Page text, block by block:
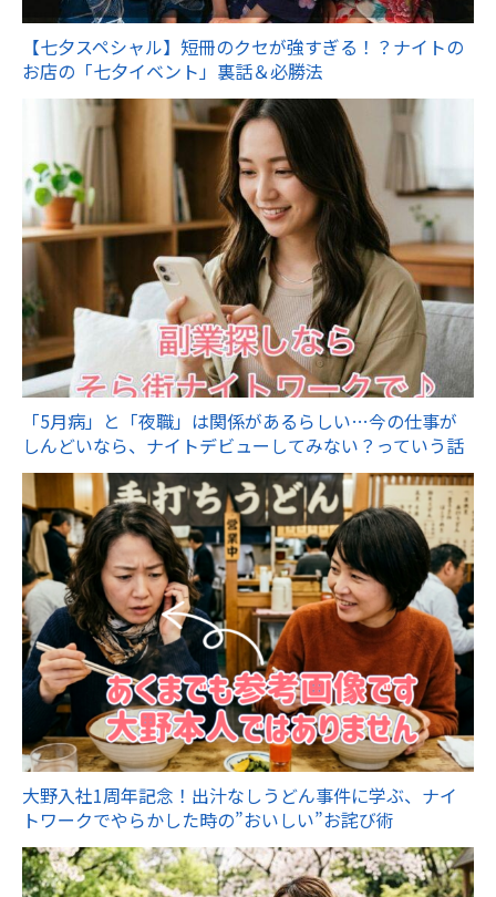
【七夕スペシャル】短冊のクセが強すぎる！？ナイトの
お店の「七夕イベント」裏話＆必勝法
「5月病」と「夜職」は関係があるらしい…今の仕事が
しんどいなら、ナイトデビューしてみない？っていう話
大野入社1周年記念！出汁なしうどん事件に学ぶ、ナイ
トワークでやらかした時の”おいしい”お詫び術